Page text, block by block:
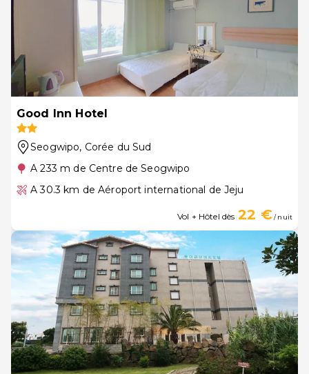
Good Inn Hotel
Seogwipo, Corée du Sud
A 233 m de Centre de Seogwipo
A 30.3 km de Aéroport international de Jeju
Vol + Hôtel dès 22 €/ nuit